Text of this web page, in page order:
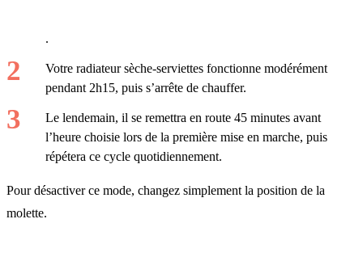
.
Votre radiateur sèche-serviettes fonctionne modérément
pendant 2h15, puis s’arrête de chauffer.
Le lendemain, il se remettra en route 45 minutes avant
l’heure choisie lors de la première mise en marche, puis
répétera ce cycle quotidiennement.
Pour désactiver ce mode, changez simplement la position de la
molette.